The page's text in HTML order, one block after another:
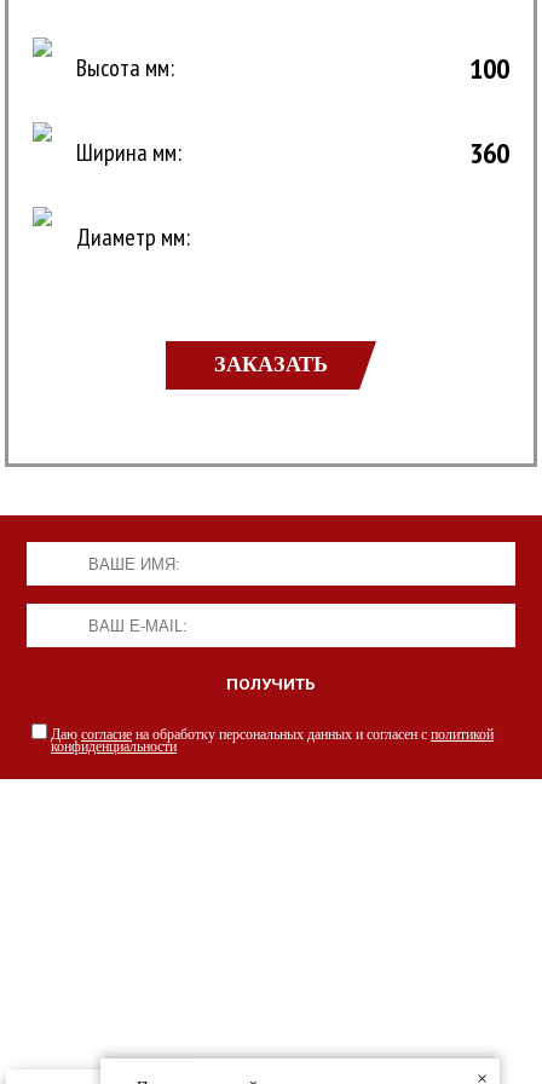
Высота мм: 100
Ширина мм: 360
Диаметр мм:
ЗАКАЗАТЬ
Даю согласие на обработку персональных данных и согласен с политикой
конфиденциальности
×